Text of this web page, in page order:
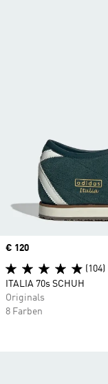
Price
€ 120
(104)
ITALIA 70s SCHUH
Originals
8 Farben